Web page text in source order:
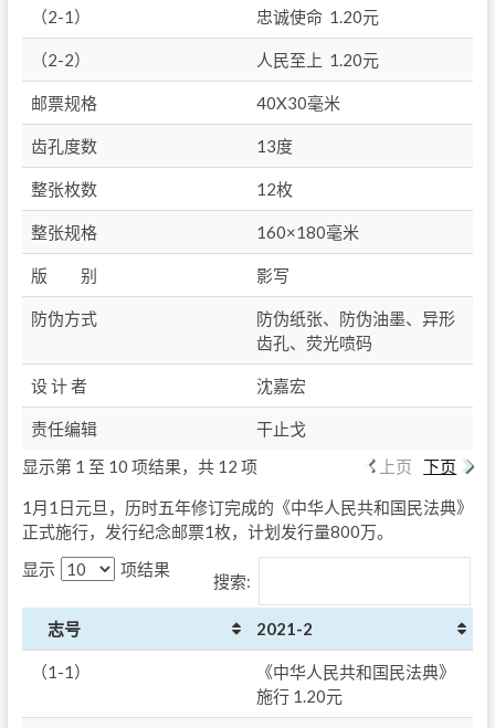
（2-1） 忠诚使命 1.20元
（2-2） 人民至上 1.20元
邮票规格 40X30毫米
齿孔度数 13度
整张枚数 12枚
整张规格 160×180毫米
版 别 影写
防伪方式
防伪纸张、防伪油墨、异形
齿孔、荧光喷码
设 计 者 沈嘉宏
责任编辑
干止戈
显示第 1 至 10 项结果，共 12 项
上页 下页
1月1日元旦，历时五年修订完成的《中华人民共和国民法典》
正式施行，发行纪念邮票1枚，计划发行量800万。
显示
项结果
搜索:
志号 2021-2
（1-1）
《中华人民共和国民法典》
施行 1.20元